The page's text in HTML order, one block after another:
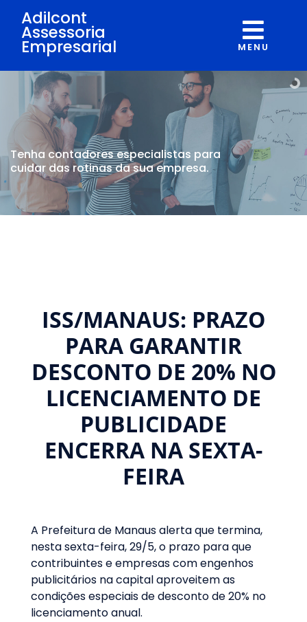
Adilcont
Assessoria
Empresarial MENU
Tenha contadoresespecialistas para
cuidar das rotinas da sua empresa.
ISS/MANAUS: PRAZO
PARA GARANTIR
DESCONTO DE 20% NO
LICENCIAMENTO DE
PUBLICIDADE
ENCERRA NA SEXTA-
FEIRA
A Prefeitura de Manaus alerta que termina,
nesta sexta-feira, 29/5, o prazo para que
contribuintes e empresas com engenhos
publicitários na capital aproveitem as
condições especiais de desconto de 20% no
licenciamento anual.